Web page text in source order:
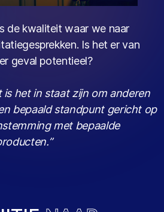
de kwaliteit waar we naar
Is het er van
geval potentieel?
is het in staat zijn om anderen
bepaald standpunt gericht op
met bepaalde